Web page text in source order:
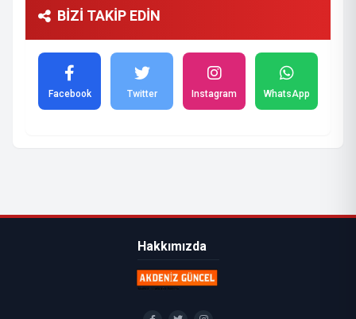
BİZİ TAKİP EDİN
Facebook Twitter Instagram WhatsApp
Hakkımızda